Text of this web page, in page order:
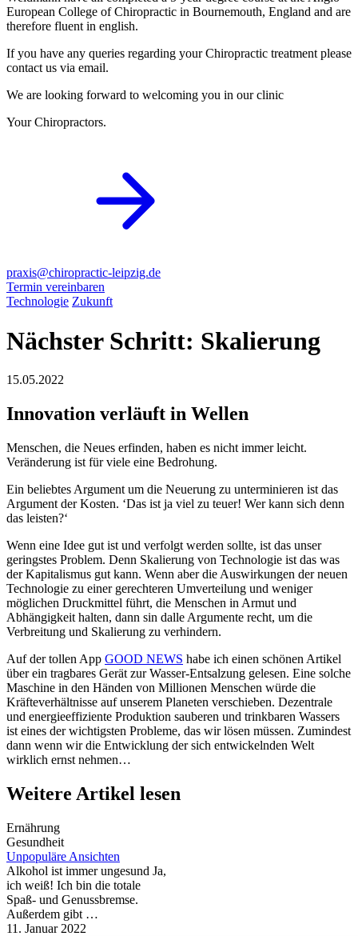
European College of Chiropractic in Bournemouth, England and are
therefore fluent in english.
If you have any queries regarding your Chiropractic treatment please
contact us via email.
We are looking forward to welcoming you in our clinic
Your Chiropractors.
praxis@chiropractic-leipzig.de
Termin vereinbaren
Technologie Zukunft
Nächster Schritt: Skalierung
15.05.2022
Innovation verläuft in Wellen
Menschen, die Neues erfinden, haben es nicht immer leicht.
Veränderung ist für viele eine Bedrohung.
Ein beliebtes Argument um die Neuerung zu unterminieren ist das
Argument der Kosten. ‘Das ist ja viel zu teuer! Wer kann sich denn
das leisten?‘
Wenn eine Idee gut ist und verfolgt werden sollte, ist das unser
geringstes Problem. Denn Skalierung von Technologie ist das was
der Kapitalismus gut kann. Wenn aber die Auswirkungen der neuen
Technologie zu einer gerechteren Umverteilung und weniger
möglichen Druckmittel führt, die Menschen in Armut und
Abhängigkeit halten, dann sin dalle Argumente recht, um die
Verbreitung und Skalierung zu verhindern.
Auf der tollen App GOOD NEWS habe ich einen schönen Artikel
über ein tragbares Gerät zur Wasser-Entsalzung gelesen. Eine solche
Maschine in den Händen von Millionen Menschen würde die
Kräfteverhältnisse auf unserem Planeten verschieben. Dezentrale
und energieeffiziente Produktion sauberen und trinkbaren Wassers
ist eines der wichtigsten Probleme, das wir lösen müssen. Zumindest
dann wenn wir die Entwicklung der sich entwickelnden Welt
wirklich ernst nehmen…
Weitere Artikel lesen
Ernährung
Gesundheit
Unpopuläre Ansichten
Alkohol ist immer ungesund Ja,
ich weiß! Ich bin die totale
Spaß- und Genussbremse.
Außerdem gibt …
11. Januar 2022